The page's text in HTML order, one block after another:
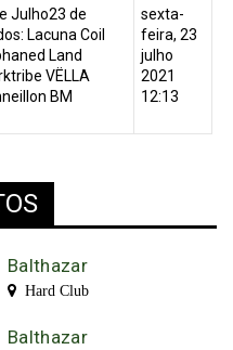
Julho23 de
Lacuna Coil
Land
VËLLA
BM
sexta-
feira, 23
julho
2021
12:13
Balthazar
Hard Club
Balthazar